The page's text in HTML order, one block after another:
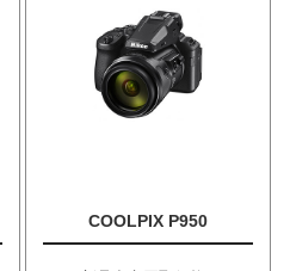
COOLPIX P950